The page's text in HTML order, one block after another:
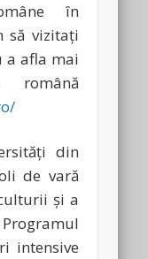
în
să vizitaţi
a afla mai
română
din
de vară
şi a
intensive